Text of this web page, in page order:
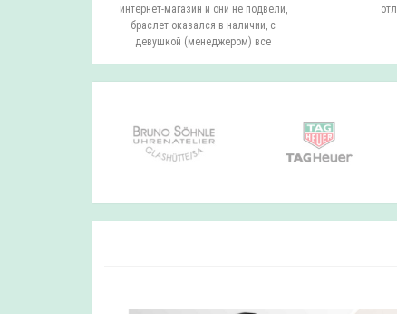
интернет-магазин и они не подвели,
браслет оказался в наличии, с
девушкой (менеджером) все